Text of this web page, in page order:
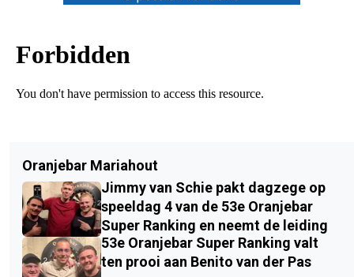
Oranjebar Mariahout
Jimmy van Schie pakt dagzege op
speeldag 4 van de 53e Oranjebar
Super Ranking en neemt de leiding
53e Oranjebar Super Ranking valt
ten prooi aan Benito van der Pas